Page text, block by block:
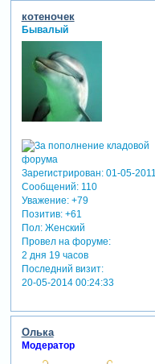
котеночек
Бывалый
Зарегистрирован: 01-05-2011
Сообщений:110
Уважение: +79
Позитив: +61
Пол:Женский
Провел на форуме:
2 дня 19 часов
Последний визит:
20-05-2014 00:24:33
Олька
Модератор